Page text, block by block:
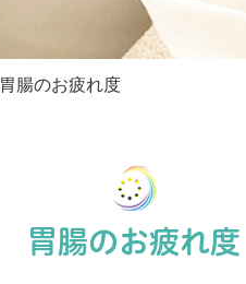
胃腸のお疲れ度
胃腸のお疲れ度